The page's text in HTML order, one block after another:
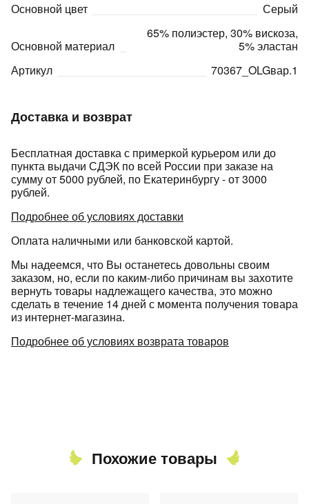
Доставка и возврат
Бесплатная доставка с примеркой курьером или до
пункта выдачи СДЭК по всей России при заказе на
сумму от 5000 рублей, по Екатеринбургу - от 3000
рублей.
Подробнее об условиях доставки
Оплата наличными или банковской картой.
Мы надеемся, что Вы останетесь довольны своим
заказом, но, если по каким-либо причинам вы захотите
вернуть товары надлежащего качества, это можно
сделать в течение 14 дней с момента получения товара
из интернет-магазина.
Подробнее об условиях возврата товаров
Основной цвет
Серый
Основной материал
65% полиэстер, 30% вискоза,
5% эластан
Артикул
70367_OLGвар.1
Похожие товары